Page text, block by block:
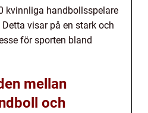
kvinnliga handbollsspelare
visar på en stark och
för sporten bland
mellan
och